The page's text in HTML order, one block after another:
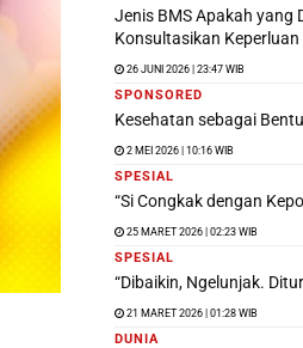
Jenis BMS Apakah yang
Konsultasikan
26 JUNI 2026 | 23:47 WIB
SPONSORED
Kesehatan sebagai
2 MEI 2026 | 10:16 WIB
SPESIAL
“Si Congkak dengan
25 MARET 2026 | 02:23 WIB
SPESIAL
“Dibaikin, Ngelunjak.
21 MARET 2026 | 01:28 WIB
DUNIA